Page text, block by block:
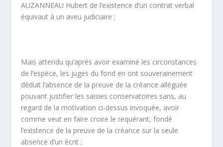
AUZANNEAU Hubert de l’existence d’un contrat verbal
équivaut à un aveu judiciaire ;
Mais attendu qu’après avoir examiné les circonstances
de l’espèce, les juges du fond en ont souverainement
déduit l’absence de la preuve de la créance alléguée
pouvant justifier les saisies conservatoires sans, au
regard de la motivation ci-dessus invoquée, avoir
comme veut en faire croire le requérant, fondé
l’existence de la preuve de la créance sur la seule
absence d’un écrit ;